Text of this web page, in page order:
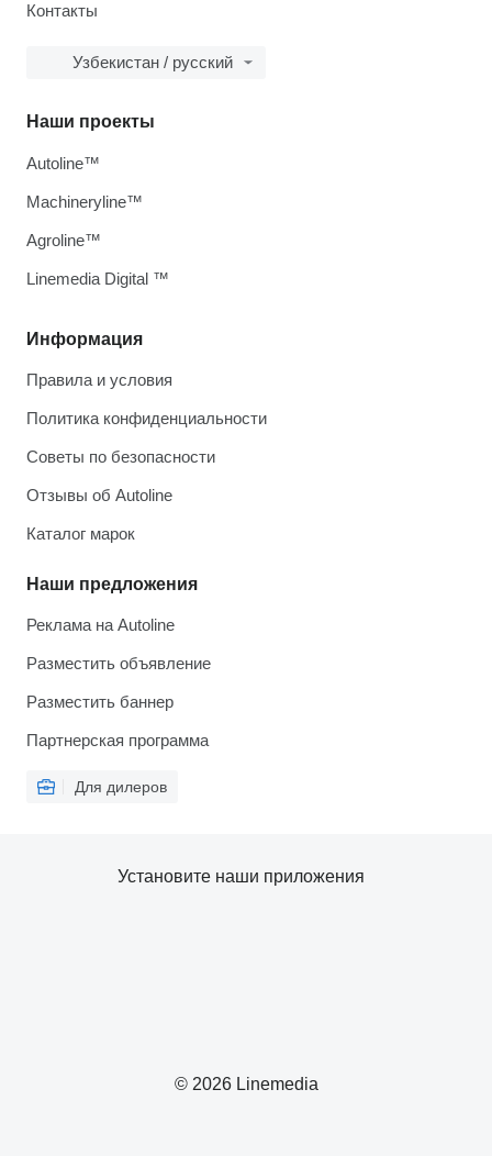
Контакты
Узбекистан / русский
Информация
Правила и условия
Политика конфиденциальности
Советы по безопасности
Отзывы об Autoline
Каталог марок
Наши предложения
Реклама на Autoline
Разместить объявление
Разместить баннер
Партнерская программа
Для дилеров
Наши проекты
Autoline™
Machineryline™
Agroline™
Linemedia Digital ™
© 2026 Linemedia
Установите наши приложения